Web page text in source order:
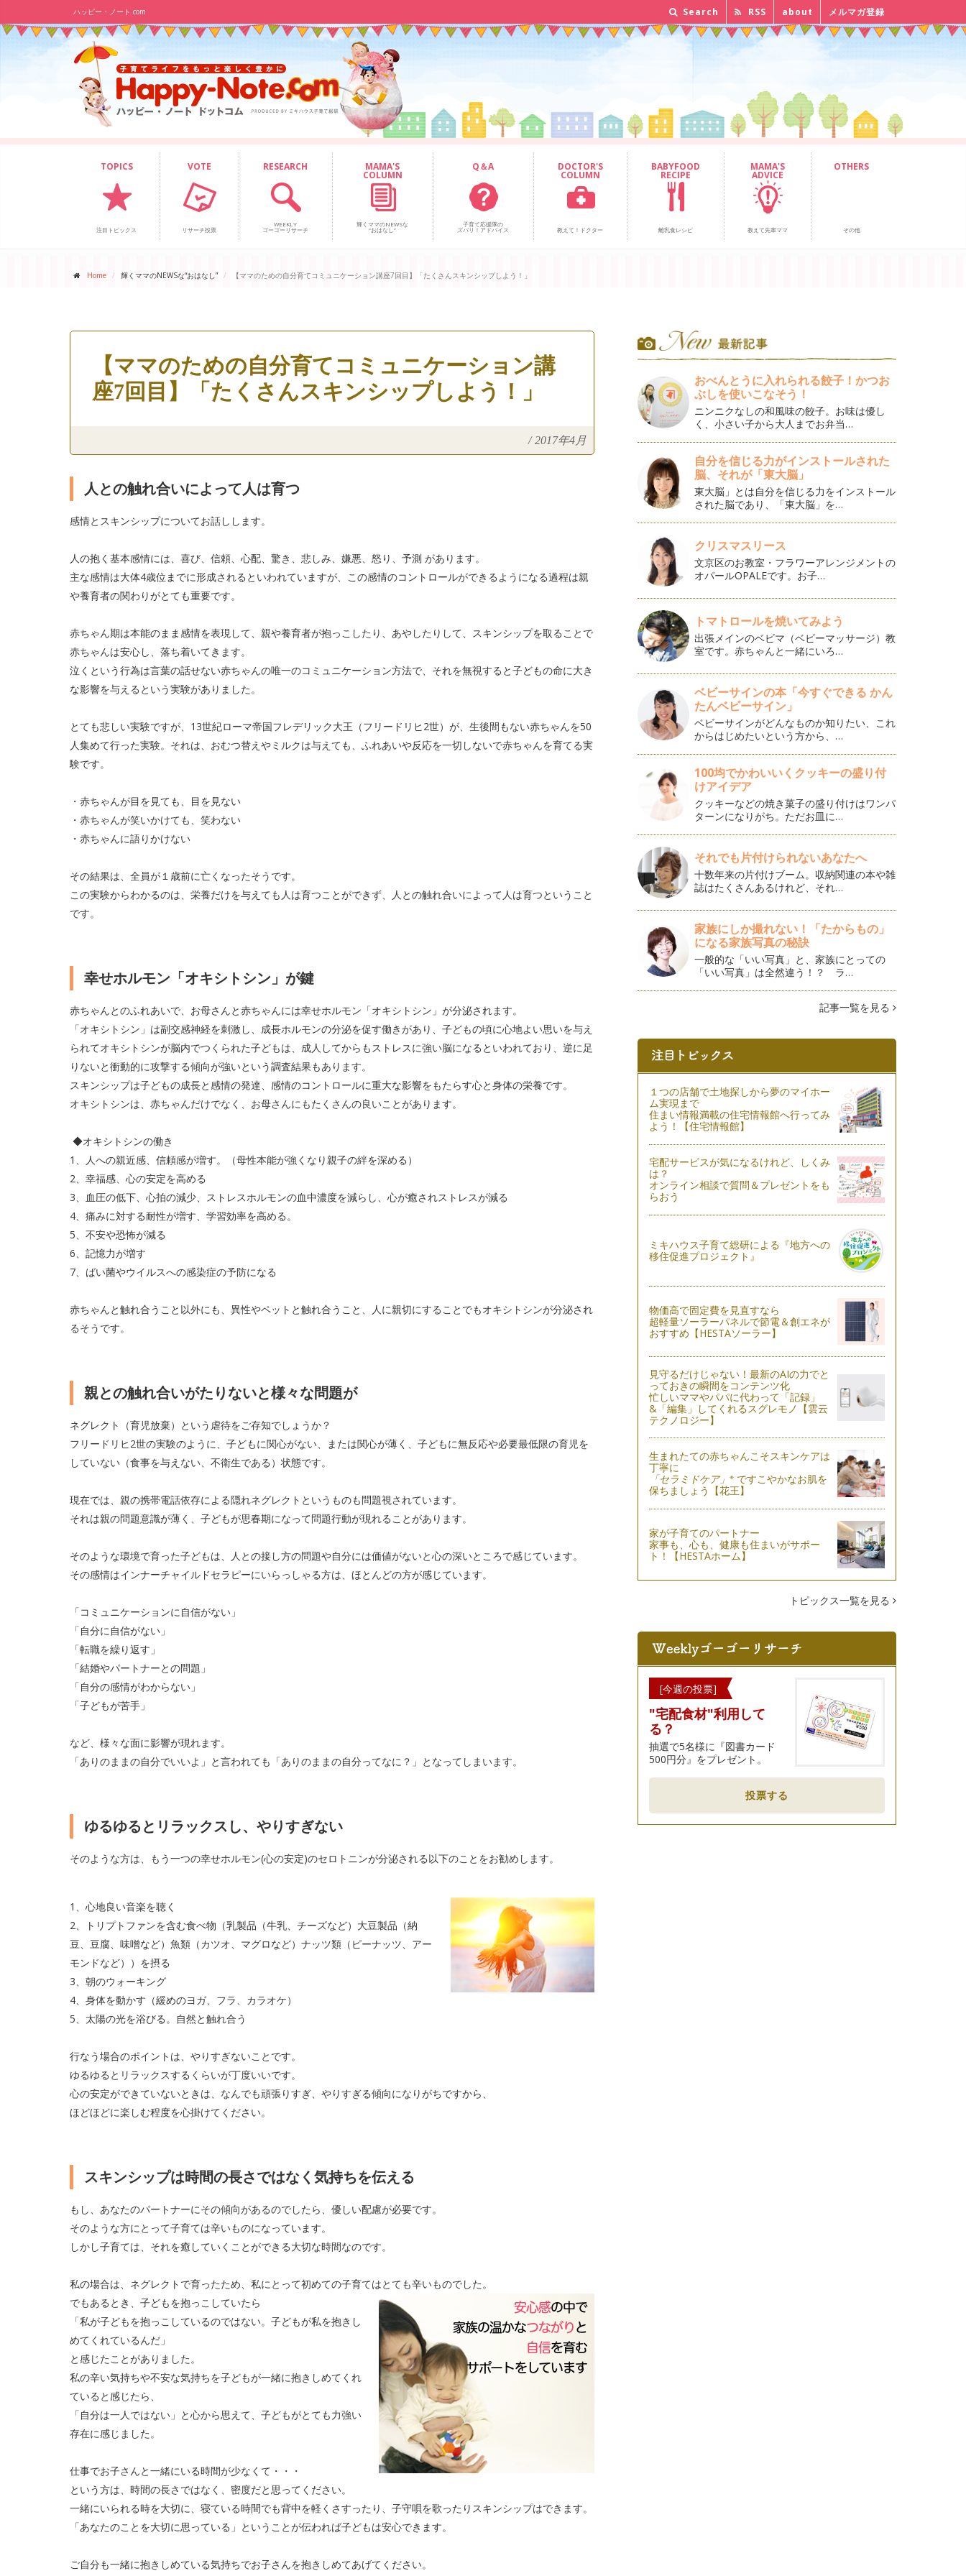
ハッピー・ノート.com Search RSS about メルマガ登録
TOPICS
注目トピックス
VOTE
リサーチ投票
RESEARCH
WEEKLY
ゴーゴーリサーチ
MAMA'S
COLUMN
輝くママのNEWSな
“おはなし”
Q＆A
子育て応援隊の
ズバリ！アドバイス
DOCTOR'S
COLUMN
教えて！ドクター
BABYFOOD
RECIPE
離乳食レシピ
MAMA'S
ADVICE
教えて先輩ママ
OTHERS
その他
Home 輝くママのNEWSな“おはなし” 【ママのための自分育てコミュニケーション講座7回目】「たくさんスキンシップしよう！」
【ママのための自分育てコミュニケーション講
座7回目】「たくさんスキンシップしよう！」
/ 2017年4月
人との触れ合いによって人は育つ
感情とスキンシップについてお話しします。
人の抱く基本感情には、喜び、信頼、心配、驚き、悲しみ、嫌悪、怒り、予測 があります。
主な感情は大体4歳位までに形成されるといわれていますが、この感情のコントロールができるようになる過程は親
や養育者の関わりがとても重要です。
赤ちゃん期は本能のまま感情を表現して、親や養育者が抱っこしたり、あやしたりして、スキンシップを取ることで
赤ちゃんは安心し、落ち着いてきます。
泣くという行為は言葉の話せない赤ちゃんの唯一のコミュニケーション方法で、それを無視すると子どもの命に大き
な影響を与えるという実験がありました。
とても悲しい実験ですが、13世紀ローマ帝国フレデリック大王（フリードリヒ2世）が、生後間もない赤ちゃんを50
人集めて行った実験。それは、おむつ替えやミルクは与えても、ふれあいや反応を一切しないで赤ちゃんを育てる実
験です。
・赤ちゃんが目を見ても、目を見ない
・赤ちゃんが笑いかけても、笑わない
・赤ちゃんに語りかけない
その結果は、全員が１歳前に亡くなったそうです。
この実験からわかるのは、栄養だけを与えても人は育つことができず、人との触れ合いによって人は育つということ
です。
幸せホルモン「オキシトシン」が鍵
赤ちゃんとのふれあいで、お母さんと赤ちゃんには幸せホルモン「オキシトシン」が分泌されます。
「オキシトシン」は副交感神経を刺激し、成長ホルモンの分泌を促す働きがあり、子どもの頃に心地よい思いを与え
られてオキシトシンが脳内でつくられた子どもは、成人してからもストレスに強い脳になるといわれており、逆に足
りないと衝動的に攻撃する傾向が強いという調査結果もあります。
スキンシップは子どもの成長と感情の発達、感情のコントロールに重大な影響をもたらす心と身体の栄養です。
オキシトシンは、赤ちゃんだけでなく、お母さんにもたくさんの良いことがあります。
◆オキシトシンの働き
1、人への親近感、信頼感が増す。（母性本能が強くなり親子の絆を深める）
2、幸福感、心の安定を高める
3、血圧の低下、心拍の減少、ストレスホルモンの血中濃度を減らし、心が癒されストレスが減る
4、痛みに対する耐性が増す、学習効率を高める。
5、不安や恐怖が減る
6、記憶力が増す
7、ばい菌やウイルスへの感染症の予防になる
赤ちゃんと触れ合うこと以外にも、異性やペットと触れ合うこと、人に親切にすることでもオキシトシンが分泌され
るそうです。
親との触れ合いがたりないと様々な問題が
ネグレクト（育児放棄）という虐待をご存知でしょうか？
フリードリヒ2世の実験のように、子どもに関心がない、または関心が薄く、子どもに無反応や必要最低限の育児を
していない（食事を与えない、不衛生である）状態です。
現在では、親の携帯電話依存による隠れネグレクトというものも問題視されています。
それは親の問題意識が薄く、子どもが思春期になって問題行動が現れることがあります。
そのような環境で育った子どもは、人との接し方の問題や自分には価値がないと心の深いところで感じています。
その感情はインナーチャイルドセラピーにいらっしゃる方は、ほとんどの方が感じています。
「コミュニケーションに自信がない」
「自分に自信がない」
「転職を繰り返す」
「結婚やパートナーとの問題」
「自分の感情がわからない」
「子どもが苦手」
など、様々な面に影響が現れます。
「ありのままの自分でいいよ」と言われても「ありのままの自分ってなに？」となってしまいます。
ゆるゆるとリラックスし、やりすぎない
そのような方は、もう一つの幸せホルモン(心の安定)のセロトニンが分泌される以下のことをお勧めします。
1、心地良い音楽を聴く
2、トリプトファンを含む食べ物（乳製品（牛乳、チーズなど）大豆製品（納
豆、豆腐、味噌など）魚類（カツオ、マグロなど）ナッツ類（ピーナッツ、アー
モンドなど））を摂る
3、朝のウォーキング
4、身体を動かす（緩めのヨガ、フラ、カラオケ）
5、太陽の光を浴びる。自然と触れ合う
行なう場合のポイントは、やりすぎないことです。
ゆるゆるとリラックスするくらいが丁度いいです。
心の安定ができていないときは、なんでも頑張りすぎ、やりすぎる傾向になりがちですから、
ほどほどに楽しむ程度を心掛けてください。
スキンシップは時間の長さではなく気持ちを伝える
もし、あなたのパートナーにその傾向があるのでしたら、優しい配慮が必要です。
そのような方にとって子育ては辛いものになっています。
しかし子育ては、それを癒していくことができる大切な時間なのです。
私の場合は、ネグレクトで育ったため、私にとって初めての子育てはとても辛いものでした。
でもあるとき、子どもを抱っこしていたら
「私が子どもを抱っこしているのではない。子どもが私を抱きし
めてくれているんだ」
と感じたことがありました。
私の辛い気持ちや不安な気持ちを子どもが一緒に抱きしめてくれ
ていると感じたら、
「自分は一人ではない」と心から思えて、子どもがとても力強い
存在に感じました。
仕事でお子さんと一緒にいる時間が少なくて・・・
という方は、時間の長さではなく、密度だと思ってください。
一緒にいられる時を大切に、寝ている時間でも背中を軽くさすったり、子守唄を歌ったりスキンシップはできます。
「あなたのことを大切に思っている」ということが伝われば子どもは安心できます。
ご自分も一緒に抱きしめている気持ちでお子さんを抱きしめてあげてください。
おべんとうに入れられる餃子！かつお
ぶしを使いこなそう！
ニンニクなしの和風味の餃子。お味は優し
く、小さい子から大人までお弁当…
自分を信じる力がインストールされた
脳、それが「東大脳」
東大脳」とは自分を信じる力をインストール
された脳であり、「東大脳」を…
クリスマスリース
文京区のお教室・フラワーアレンジメントの
オパールOPALEです。お子…
トマトロールを焼いてみよう
出張メインのベビマ（ベビーマッサージ）教
室です。赤ちゃんと一緒にいろ…
ベビーサインの本「今すぐできる かん
たんベビーサイン」
ベビーサインがどんなものか知りたい、これ
からはじめたいという方から、…
100均でかわいいくクッキーの盛り付
けアイデア
クッキーなどの焼き菓子の盛り付けはワンパ
ターンになりがち。ただお皿に…
それでも片付けられないあなたへ
十数年来の片付けブーム。収納関連の本や雑
誌はたくさんあるけれど、それ…
家族にしか撮れない！「たからもの」
になる家族写真の秘訣
一般的な「いい写真」と、家族にとっての
「いい写真」は全然違う！？ ラ…
記事一覧を見る
１つの店舗で土地探しから夢のマイホー
ム実現まで
住まい情報満載の住宅情報館へ行ってみ
よう！【住宅情報館】
宅配サービスが気になるけれど、しくみ
は？
オンライン相談で質問＆プレゼントをも
らおう
ミキハウス子育て総研による『地方への
移住促進プロジェクト』
物価高で固定費を見直すなら
超軽量ソーラーパネルで節電＆創エネが
おすすめ【HESTAソーラー】
見守るだけじゃない！最新のAIの力でと
っておきの瞬間をコンテンツ化
忙しいママやパパに代わって「記録」
&「編集」してくれるスグレモノ【雲云
テクノロジー】
生まれたての赤ちゃんこそスキンケアは
丁寧に
「セラミドケア」 ※ですこやかなお肌を
保ちましょう【花王】
家が子育てのパートナー
家事も、心も、健康も住まいがサポー
ト！【HESTAホーム】
トピックス一覧を見る
[今週の投票]
"宅配食材"利用して
る？
抽選で5名様に『図書カード
500円分』をプレゼント。
投票する